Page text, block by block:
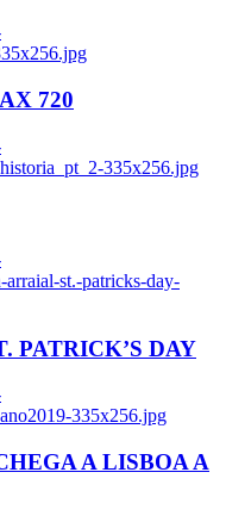
720
335x256.jpg
arraial-st.-patricks-day-
PATRICK’S DAY
335x256.jpg
A LISBOA A